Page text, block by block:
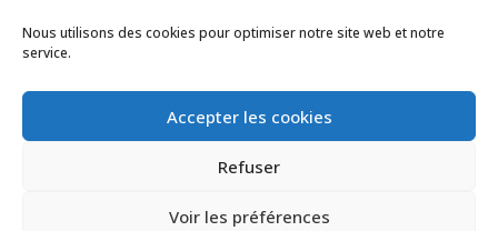
Nous utilisons des cookies pour optimiser notre site web et notre
service.
Accepter les cookies
Refuser
Voir les préférences